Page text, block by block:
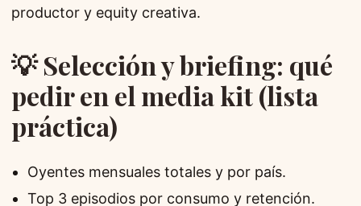
productor y equity creativa.
💡 Selección y briefing: qué
pedir en el media kit (lista
práctica)
Oyentes mensuales totales y por país.
Top 3 episodios por consumo y retención.